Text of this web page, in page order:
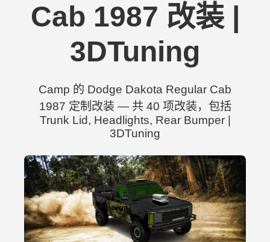
Cab 1987 改装 |
3DTuning
Camp 的 Dodge Dakota Regular Cab
1987 定制改装 — 共 40 项改装，包括
Trunk Lid, Headlights, Rear Bumper |
3DTuning